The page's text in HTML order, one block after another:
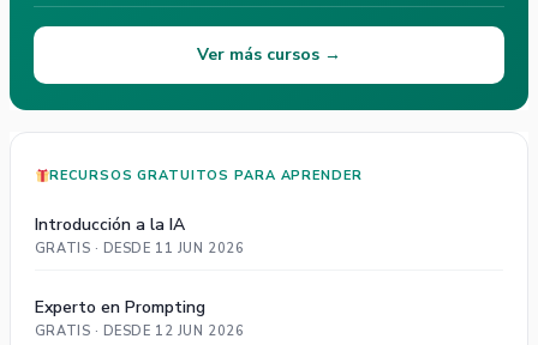
Ver más cursos →
RECURSOS GRATUITOS PARA APRENDER
Introducción a la IA
GRATIS · DESDE 11 JUN 2026
Experto en Prompting
GRATIS · DESDE 12 JUN 2026